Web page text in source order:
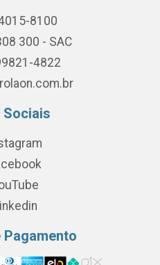
8100
300 - SAC
4822
Sociais
Pagamento